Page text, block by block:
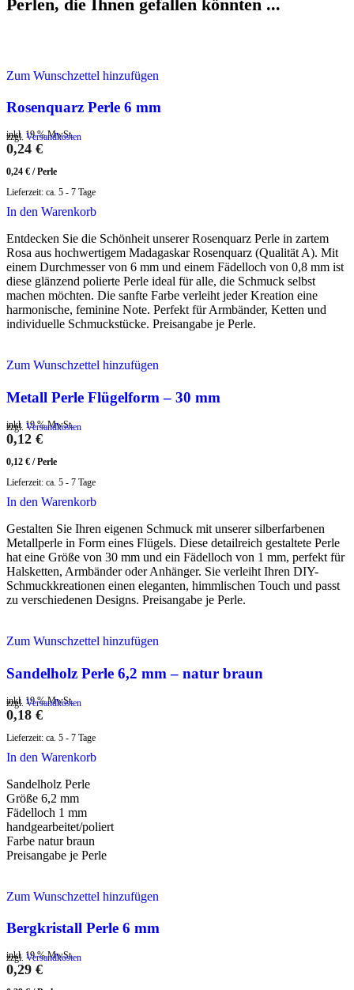
Perlen, die Ihnen gefallen könnten ...
Zum Wunschzettel hinzufügen
Rosenquarz Perle 6 mm
inkl. 19 % MwSt.
zzgl. Versandkosten
0,24 €
0,24 € /Perle
Lieferzeit: ca. 5 - 7 Tage
In den Warenkorb
Entdecken Sie die Schönheit unserer Rosenquarz Perle in zartem
Rosa aus hochwertigem Madagaskar Rosenquarz (Qualität A). Mit
einem Durchmesser von 6 mm und einem Fädelloch von 0,8 mm ist
diese glänzend polierte Perle ideal für alle, die Schmuck selbst
machen möchten. Die sanfte Farbe verleiht jeder Kreation eine
harmonische, feminine Note. Perfekt für Armbänder, Ketten und
individuelle Schmuckstücke. Preisangabe je Perle.
Zum Wunschzettel hinzufügen
Metall Perle Flügelform – 30 mm
inkl. 19 % MwSt.
zzgl. Versandkosten
0,12 €
0,12 € /Perle
Lieferzeit: ca. 5 - 7 Tage
In den Warenkorb
Gestalten Sie Ihren eigenen Schmuck mit unserer silberfarbenen
Metallperle in Form eines Flügels. Diese detailreich gestaltete Perle
hat eine Größe von 30 mm und ein Fädelloch von 1 mm, perfekt für
Halsketten, Armbänder oder Anhänger. Sie verleiht Ihren DIY-
Schmuckkreationen einen eleganten, himmlischen Touch und passt
zu verschiedenen Designs. Preisangabe je Perle.
Zum Wunschzettel hinzufügen
Sandelholz Perle 6,2 mm – natur braun
inkl. 19 % MwSt.
zzgl. Versandkosten
0,18 €
Lieferzeit: ca. 5 - 7 Tage
In den Warenkorb
Sandelholz Perle
Größe 6,2 mm
Fädelloch 1 mm
handgearbeitet/poliert
Farbe natur braun
Preisangabe je Perle
Zum Wunschzettel hinzufügen
Bergkristall Perle 6 mm
inkl. 19 % MwSt.
zzgl. Versandkosten
0,29 €